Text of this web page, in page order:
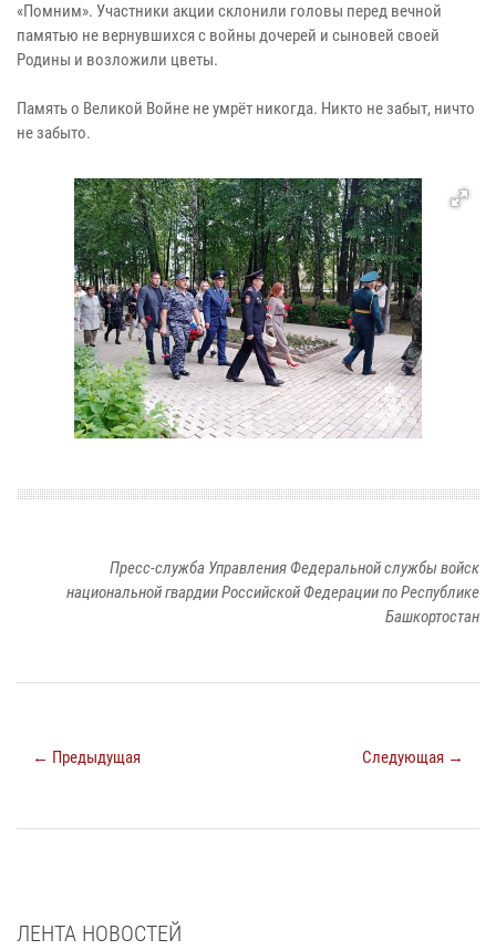
«Помним». Участники акции склонили головы перед вечной
памятью не вернувшихся с войны дочерей и сыновей своей
Родины и возложили цветы.
Память о Великой Войне не умрёт никогда. Никто не забыт, ничто
не забыто.
Пресс-служба Управления Федеральной службы войск
национальной гвардии Российской Федерации по Республике
Башкортостан
← Предыдущая Следующая →
ЛЕНТА НОВОСТЕЙ